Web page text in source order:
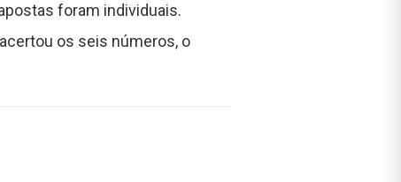
foram individuais.
os seis números, o